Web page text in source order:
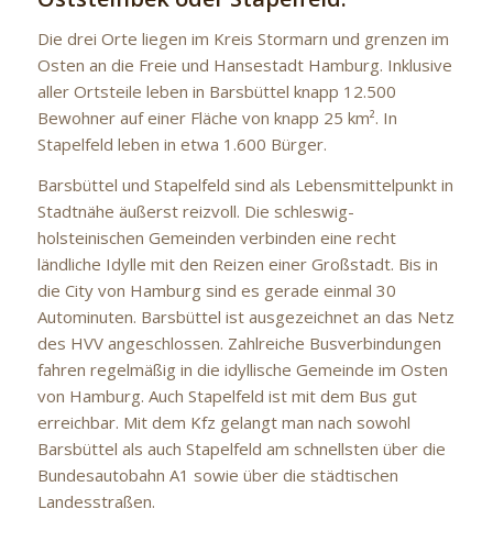
Die drei Orte liegen im Kreis Stormarn und grenzen im
Osten an die Freie und Hansestadt Hamburg. Inklusive
aller Ortsteile leben in Barsbüttel knapp 12.500
Bewohner auf einer Fläche von knapp 25 km². In
Stapelfeld leben in etwa 1.600 Bürger.
Barsbüttel und Stapelfeld sind als Lebensmittelpunkt in
Stadtnähe äußerst reizvoll. Die schleswig-
holsteinischen Gemeinden verbinden eine recht
ländliche Idylle mit den Reizen einer Großstadt. Bis in
die City von Hamburg sind es gerade einmal 30
Autominuten. Barsbüttel ist ausgezeichnet an das Netz
des HVV angeschlossen. Zahlreiche Busverbindungen
fahren regelmäßig in die idyllische Gemeinde im Osten
von Hamburg. Auch Stapelfeld ist mit dem Bus gut
erreichbar. Mit dem Kfz gelangt man nach sowohl
Barsbüttel als auch Stapelfeld am schnellsten über die
Bundesautobahn A1 sowie über die städtischen
Landesstraßen.